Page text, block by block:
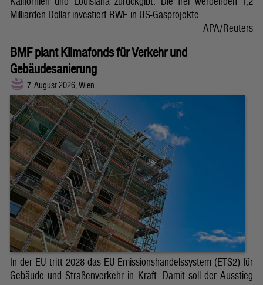
Milliarden Dollar investiert RWE in US-Gasprojekte.
APA/Reuters
BMF plant Klimafonds für Verkehr und
Gebäudesanierung
7. August 2026, Wien
In der EU tritt 2028 das EU-Emissionshandelssystem (ETS2) für
Gebäude und Straßenverkehr in Kraft. Damit soll der Ausstieg